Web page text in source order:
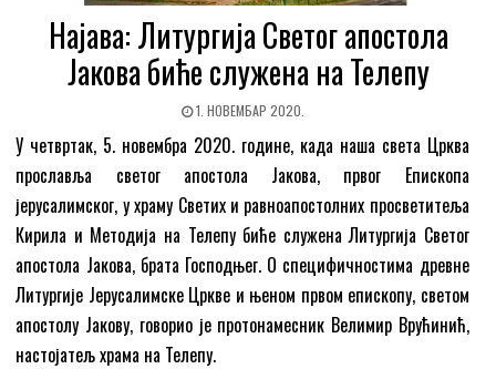
Најава: Литургија Светог апостола
Јакова биће служена на Телепу
1. НОВЕМБАР 2020.
У четвртак, 5. новембра 2020. године, када наша света Црква
прославља светог апостола Јакова, првог Епископа
јерусалимског, у храму Светих и равноапостолних просветитеља
Кирила и Методија на Телепу биће служена Литургија Светог
апостола Јакова, брата Господњег. О специфичностима древне
Литургије Јерусалимске Цркве и њеном првом епископу, светом
апостолу Јакову, говорио је протонамесник Велимир Врућинић,
настојатељ храма на Телепу.